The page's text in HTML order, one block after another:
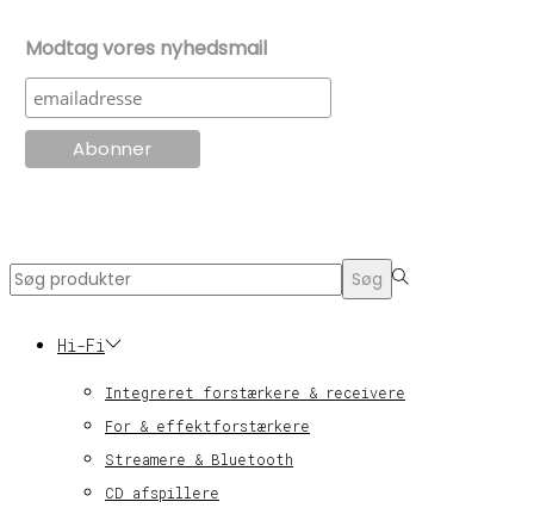
Modtag vores nyhedsmail
Search
Søg
Hi-Fi
Integreret forstærkere & receivere
For & effektforstærkere
Streamere & Bluetooth
CD afspillere